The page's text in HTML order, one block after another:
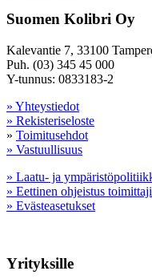
Suomen Kolibri Oy
Kalevantie 7, 33100
Puh. (03) 345 45 000
Y-tunnus: 0833183-2
» Yhteystiedot
» Rekisteriseloste
» Toimitusehdot
» Vastuullisuus
» Laatu- ja
» Eettinen ohjeistus
» Evästeasetukset
Yrityksille